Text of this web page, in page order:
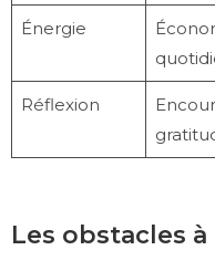
Énergie
Réflexion
Les obstacles